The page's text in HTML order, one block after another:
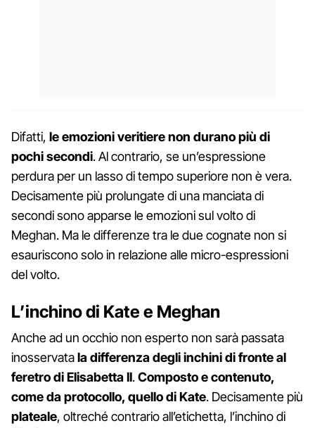
Difatti, le emozioni veritiere non durano più di
pochi secondi. Al contrario, se un’espressione
perdura per un lasso di tempo superiore non è vera.
Decisamente più prolungate di una manciata di
secondi sono apparse le emozioni sul volto di
Meghan. Ma le differenze tra le due cognate non si
esauriscono solo in relazione alle micro-espressioni
del volto.
L’inchino di Kate e Meghan
Anche ad un occhio non esperto non sarà passata
inosservatala differenza degli inchini di fronte al
feretro di Elisabetta II.Composto e contenuto,
come da protocollo, quello di Kate. Decisamente più
plateale, oltreché contrario all’etichetta, l’inchino di